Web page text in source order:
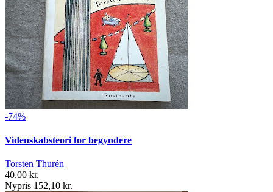
-74%
Videnskabsteori for begyndere
Torsten Thurén
40,00 kr.
Nypris 152,10 kr.